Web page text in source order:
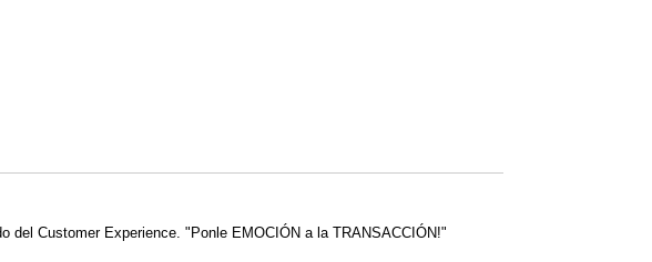
Customer Experience. "Ponle EMOCIÓN a la TRANSACCIÓN!"